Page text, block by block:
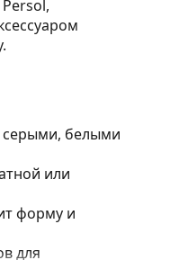
серыми, белыми
или
форму и
для